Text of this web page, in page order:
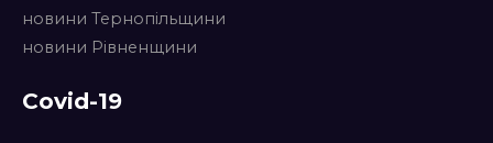
новини Тернопільщини
новини Рівненщини
Covid-19